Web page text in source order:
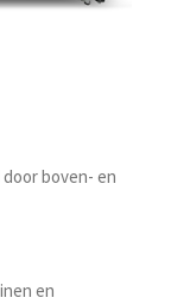
boven- en
en